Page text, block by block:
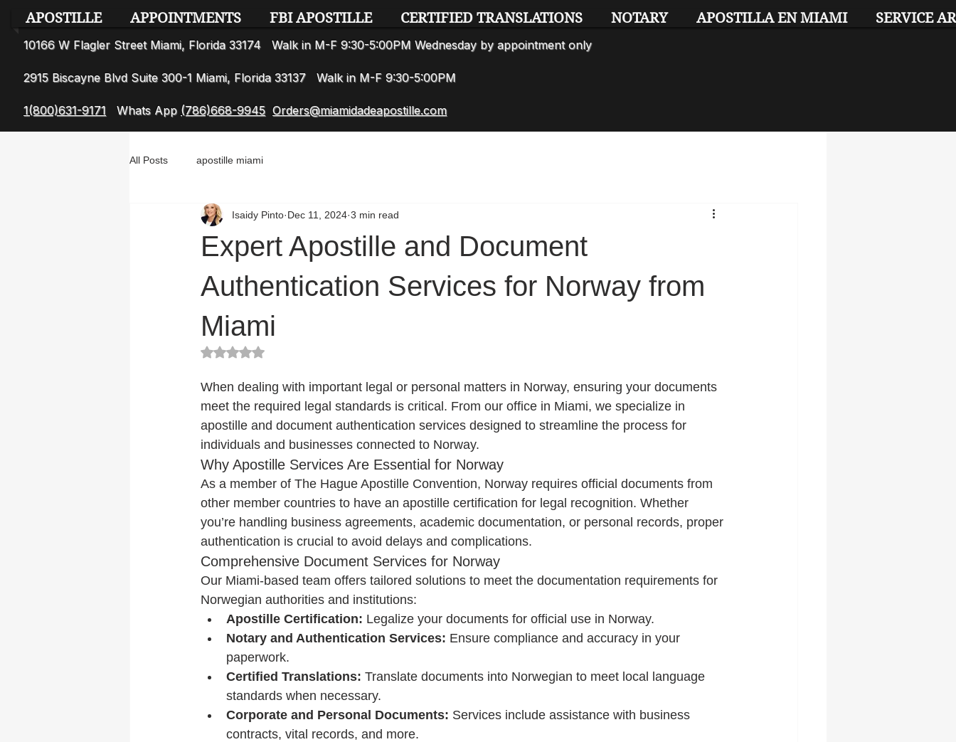
APOSTILLE APPOINTMENTS FBI APOSTILLE CERTIFIED TRANSLATIONS NOTARY APOSTILLA EN MIAMI SERVICE
10166 W Flagler Street Miami, Florida 33174 Walk in M-F 9:30-5:00PM Wednesday by appointment only
2915 Biscayne Blvd Suite 300-1 Miami, Florida 33137 Walk in M-F 9:30-5:00PM
1(800)631-9171 Whats App (786)668-9945 Orders@miamidadeapostille.com
All Posts apostille miami
Expert Apostille and Document
Authentication Services for Norway from
Miami
Isaidy Pinto Dec 11, 2024 3 min read
Rated NaN out of 5 stars.
When dealing with important legal or personal matters in Norway, ensuring your documents
meet the required legal standards is critical. From our office in Miami, we specialize in
apostille and document authentication services designed to streamline the process for
individuals and businesses connected to Norway.
Why Apostille Services Are Essential for Norway
As a member of The Hague Apostille Convention, Norway requires official documents from
other member countries to have an apostille certification for legal recognition. Whether
you’re handling business agreements, academic documentation, or personal records, proper
authentication is crucial to avoid delays and complications.
Comprehensive Document Services for Norway
Our Miami-based team offers tailored solutions to meet the documentation requirements for
Norwegian authorities and institutions:
Apostille Certification: Legalize your documents for official use in Norway.
Notary and Authentication Services: Ensure compliance and accuracy in your
paperwork.
Certified Translations: Translate documents into Norwegian to meet local language
standards when necessary.
Corporate and Personal Documents: Services include assistance with business
contracts, vital records, and more.